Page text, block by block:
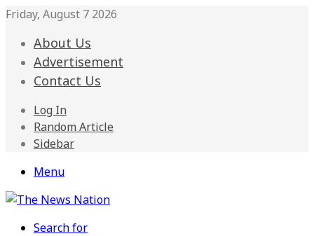
Friday, August 7 2026
About Us
Advertisement
Contact Us
Log In
Random Article
Sidebar
Menu
Search for